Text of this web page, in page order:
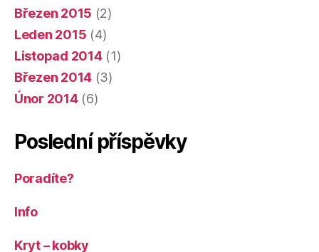
Březen 2015 (2)
Leden 2015 (4)
Listopad 2014(1)
Březen 2014 (3)
Únor 2014(6)
Poslední příspěvky
Poradíte?
Info
Kryt – kobky